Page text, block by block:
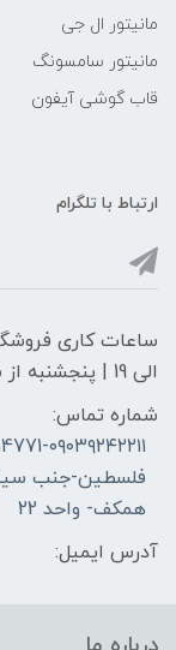
مانیتور ال جی
مانیتور سامسونگ
قاب گوشی آیفون
ارتباط با تلگرام
الی 19 | پنجشنبه از ساعت 10 الی 14
شماره تماس:
فلسطین-جنب
همکف- واحد 22
آدرس ایمیل: